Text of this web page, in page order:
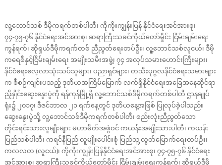
လူ့ဘောင်သစ် ဒီမိုကရက်တစ်ပါတီ၊ ကိုကိုးကျွန်းပြန် နိုင်ငံရေးအင်အားစု၊
၇၄-၇၅-၇၆ နိုင်ငံရေးအင်အားစု၊ ဆရာကြီးသခင်ကိုယ်တော်မှိုင်း ငြိမ်းချမ်းရေး
ကွန်ရက်၊ ဆိုရှယ်ဒီမိုကရက်တစ် ညီညွတ်ရေးတပ်ဦး၊ လူ့ဘောင်သစ်လူငယ်၊ ဒီမို
ကရေစီနှင့်ငြိမ်းချမ်းရေး အမျိုးသမီးအဖွဲ့၊ ၇၄ အလုပ်သမားဟောင်းကြီးများ၊
နိုင်ငံရေးလေ့လာသုံးသပ်သူများ၊ ပညာရှင်များ၊ တသီးပုဂ္ဂလနိုင်ငံရေးသမားများ
က စီစဉ်ကျင်းပသည့် ဒုတိယအကြိမ်မြောက် လက်ရှိနိုင်ငံရေးအခြေအနေဆိုင်ရာ
ညှိနှိုင်းဆွေးနွေးပွဲကို ရန်ကုန်မြို့ရှိ လူ့ဘောင်သစ်ဒီမိုကရက်တစ်ပါတီ ဌာနချုပ်
ရုံး၌ ၂၀၁၇၊ ဒီဇင်ဘာလ ၂၁ ရက်နေ့တွင် ဒုတိယနေ့အဖြစ် ပြုလုပ်ခဲ့ပါသည်။
ဆွေးနွေးပွဲသို့ လူ့ဘောင်သစ်ဒီမိုကရက်တစ်ပါတီ၊ စည်းလုံးညီညွတ်သော
တိုင်းရင်းသားလူမျိုးများ မဟာမိတ်အဖွဲဝင် ကယန်းအမျိုးသားပါတီ၊ ကယန်း
ပြည်သစ်ပါတီ၊ ကရင်နီပြည် လူမျိုးပေါင်းစုံ ပြည်သူ့လွတ်မြောက်ရေးတပ်ဦး၊
ကလလတ (လူငယ်)၊ ကိုကိုးကျွန်းပြန်နိုင်ငံရေးအင်အားစု၊ ၇၄-၇၅-၇၆ နိုင်ငံရေး
အင်အားစု၊ ဆရာကြီးသခင်ကိုယ်တော်မှိုင်း ငြိမ်းချမ်းရေးကွန်ရက်၊ ဆိုရှယ်ဒီမို